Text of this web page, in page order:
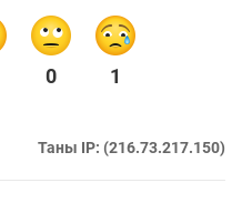
0 1
Таны IP: (216.73.217.150)